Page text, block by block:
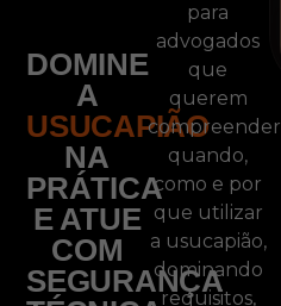
DOMINE
A
USUCAPIÃO
NA
PRÁTICA
E ATUE
COM
SEGURANÇA
para
advogados
que
querem
compreender
quando,
como e por
que utilizar
a usucapião,
dominando
requisitos,